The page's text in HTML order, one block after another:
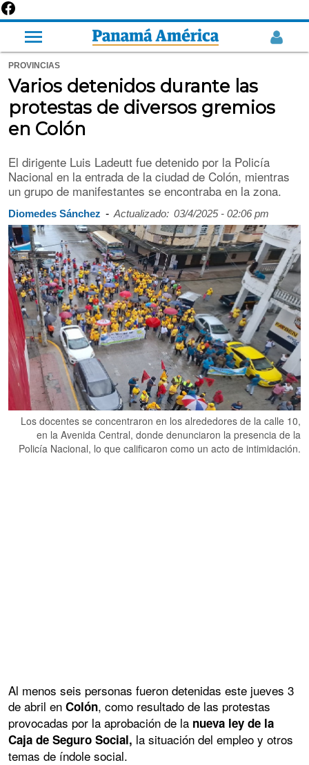
PROVINCIAS
Varios detenidos durante las
protestas de diversos gremios
en Colón
El dirigente Luis Ladeutt fue detenido por la Policía
Nacional en la entrada de la ciudad de Colón, mientras
un grupo de manifestantes se encontraba en la zona.
Diomedes Sánchez - Actualizado: 03/4/2025 - 02:06 pm
Los docentes se concentraron en los alrededores de la calle 10,
en la Avenida Central, donde denunciaron la presencia de la
Policía Nacional, lo que calificaron como un acto de intimidación.
Al menos seis personas fueron detenidas este jueves 3
de abril en Colón, como resultado de las protestas
provocadas por la aprobación de la nueva ley de la
Caja de Seguro Social, la situación del empleo y otros
temas de índole social.